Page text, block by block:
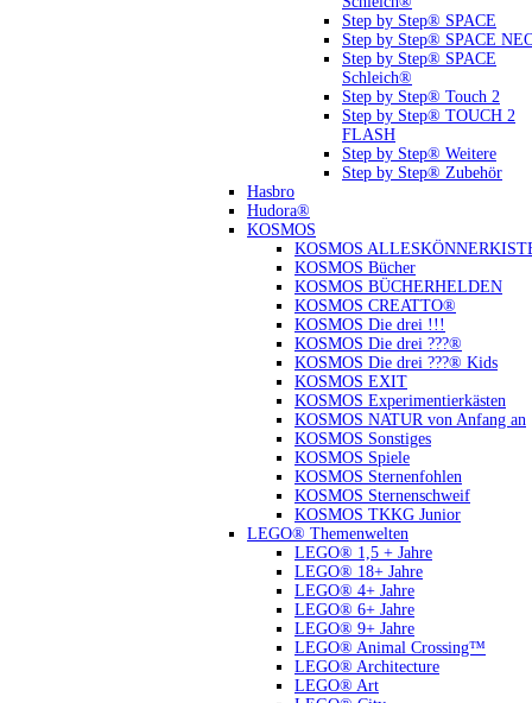
Step by Step® SPACE
Step by Step® SPACE
Step by Step® SPACE
Schleich®
Step by Step® Touch 2
Step by Step® TOUCH 2
FLASH
Step by Step® Weitere
Step by Step® Zubehör
Hasbro
Hudora®
KOSMOS
KOSMOS
KOSMOS Bücher
KOSMOS BÜCHERHELDEN
KOSMOS CREATTO®
KOSMOS Die drei !!!
KOSMOS Die drei ???®
KOSMOS Die drei ???® Kids
KOSMOS EXIT
KOSMOS Experimentierkästen
KOSMOS NATUR von Anfang an
KOSMOS Sonstiges
KOSMOS Spiele
KOSMOS Sternenfohlen
KOSMOS Sternenschweif
KOSMOS TKKG Junior
LEGO® Themenwelten
LEGO® 1,5 + Jahre
LEGO® 18+ Jahre
LEGO® 4+ Jahre
LEGO® 6+ Jahre
LEGO® 9+ Jahre
LEGO® Animal Crossing™
LEGO® Architecture
LEGO® Art